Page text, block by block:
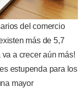
del comercio
más de 5,7
a crecer aún más!
estupenda para los
mayor